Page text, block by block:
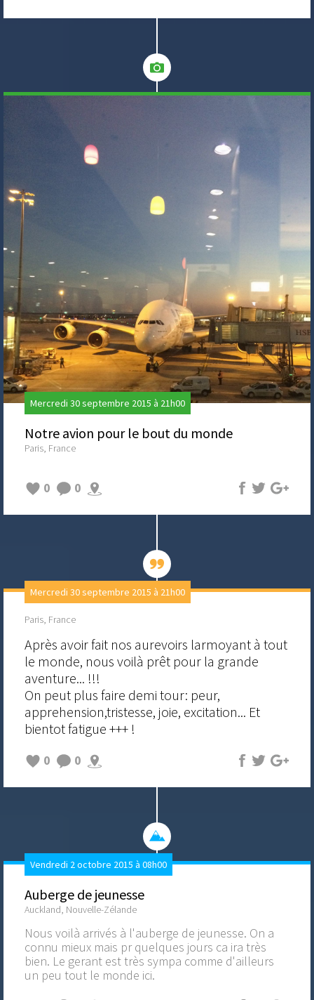
Mercredi 30 septembre 2015 à 21h00
Notre avion pour le bout du monde
Paris, France
0 0
Mercredi 30 septembre 2015 à 21h00
Paris, France
Après avoir fait nos aurevoirs larmoyant à tout
le monde, nous voilà prêt pour la grande
aventure... !!!
On peut plus faire demi tour: peur,
apprehension,tristesse, joie, excitation... Et
bientot fatigue +++ !
0 0
Vendredi 2 octobre 2015 à 08h00
Auberge de jeunesse
Auckland, Nouvelle-Zélande
Nous voilà arrivés à l'auberge de jeunesse. On a
connu mieux mais pr quelques jours ca ira très
bien. Le gerant est très sympa comme d'ailleurs
un peu tout le monde ici.